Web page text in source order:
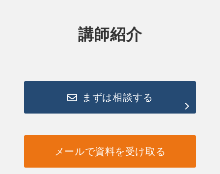
講師紹介
まずは相談する
メールで資料を受け取る